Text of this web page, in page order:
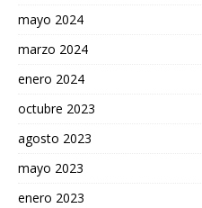
mayo 2024
marzo 2024
enero 2024
octubre 2023
agosto 2023
mayo 2023
enero 2023